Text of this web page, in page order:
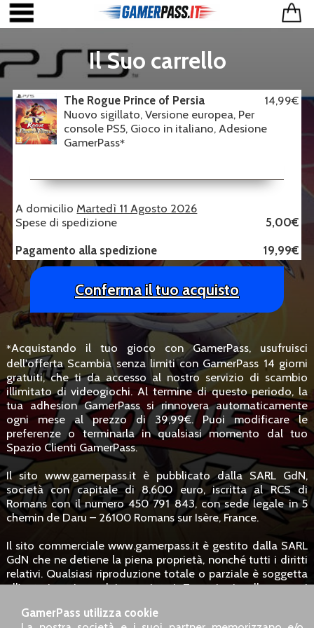
Il Suo carrello
14,99€
The Rogue Prince of Persia
Nuovo sigillato, Versione europea, Per
console PS5, Gioco in italiano, Adesione
GamerPass*
A domicilio Martedì 11 Agosto 2026
Spese di spedizione
5,00€
19,99€
Pagamento alla spedizione
Conferma il tuo acquisto
*Acquistando il tuo gioco con GamerPass, usufruisci
dell'offerta Scambia senza limiti con GamerPass 14 giorni
gratuiti, che ti da accesso al nostro servizio di scambio
illimitato di videogiochi. Al termine di questo periodo, la
tua adhesion GamerPass si rinnovera automaticamente
ogni mese al prezzo di 39,99€. Puoi modificare le
preferenze o terminarla in qualsiasi momento dal tuo
Spazio Clienti GamerPass.
Il sito www.gamerpass.it è pubblicato dalla SARL GdN,
società con capitale di 8.600 euro, iscritta al RCS di
Romans con il numero 450 791 843, con sede legale in 5
chemin de Daru – 26100 Romans sur Isère, France.
Il sito commerciale www.gamerpass.it è gestito dalla SARL
GdN che ne detiene la piena proprietà, nonché tutti i diritti
relativi. Qualsiasi riproduzione totale o parziale è soggetta
all'autorizzazione dei proprietari. Tuttavia, i collegamenti
specifica.
GamerPass utilizza cookie